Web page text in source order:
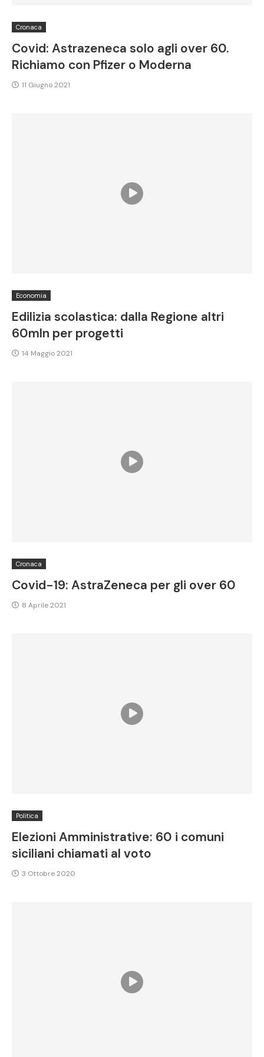
Cronaca
Covid: Astrazeneca solo agli over 60.
Richiamo con Pfizer o Moderna
11 Giugno 2021
Economia
Edilizia scolastica: dalla Regione altri
60mln per progetti
14 Maggio 2021
Cronaca
Covid-19: AstraZeneca per gli over 60
8 Aprile 2021
Politica
Elezioni Amministrative: 60 i comuni
siciliani chiamati al voto
3 Ottobre 2020